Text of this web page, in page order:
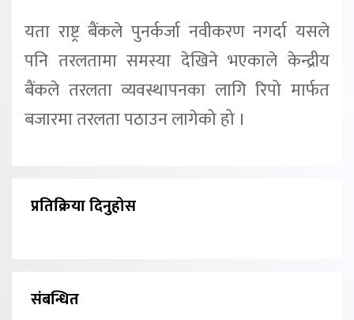
यता राष्ट्र बैंकले पुनर्कर्जा नवीकरण नगर्दा यसले
पनि तरलतामा समस्या देखिने भएकाले केन्द्रीय
बैंकले तरलता व्यवस्थापनका लागि रिपो मार्फत
बजारमा तरलता पठाउन लागेको हो ।
प्रतिक्रिया दिनुहोस
संबन्धित